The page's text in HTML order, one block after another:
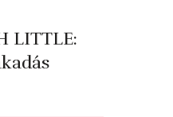
LITTLE: